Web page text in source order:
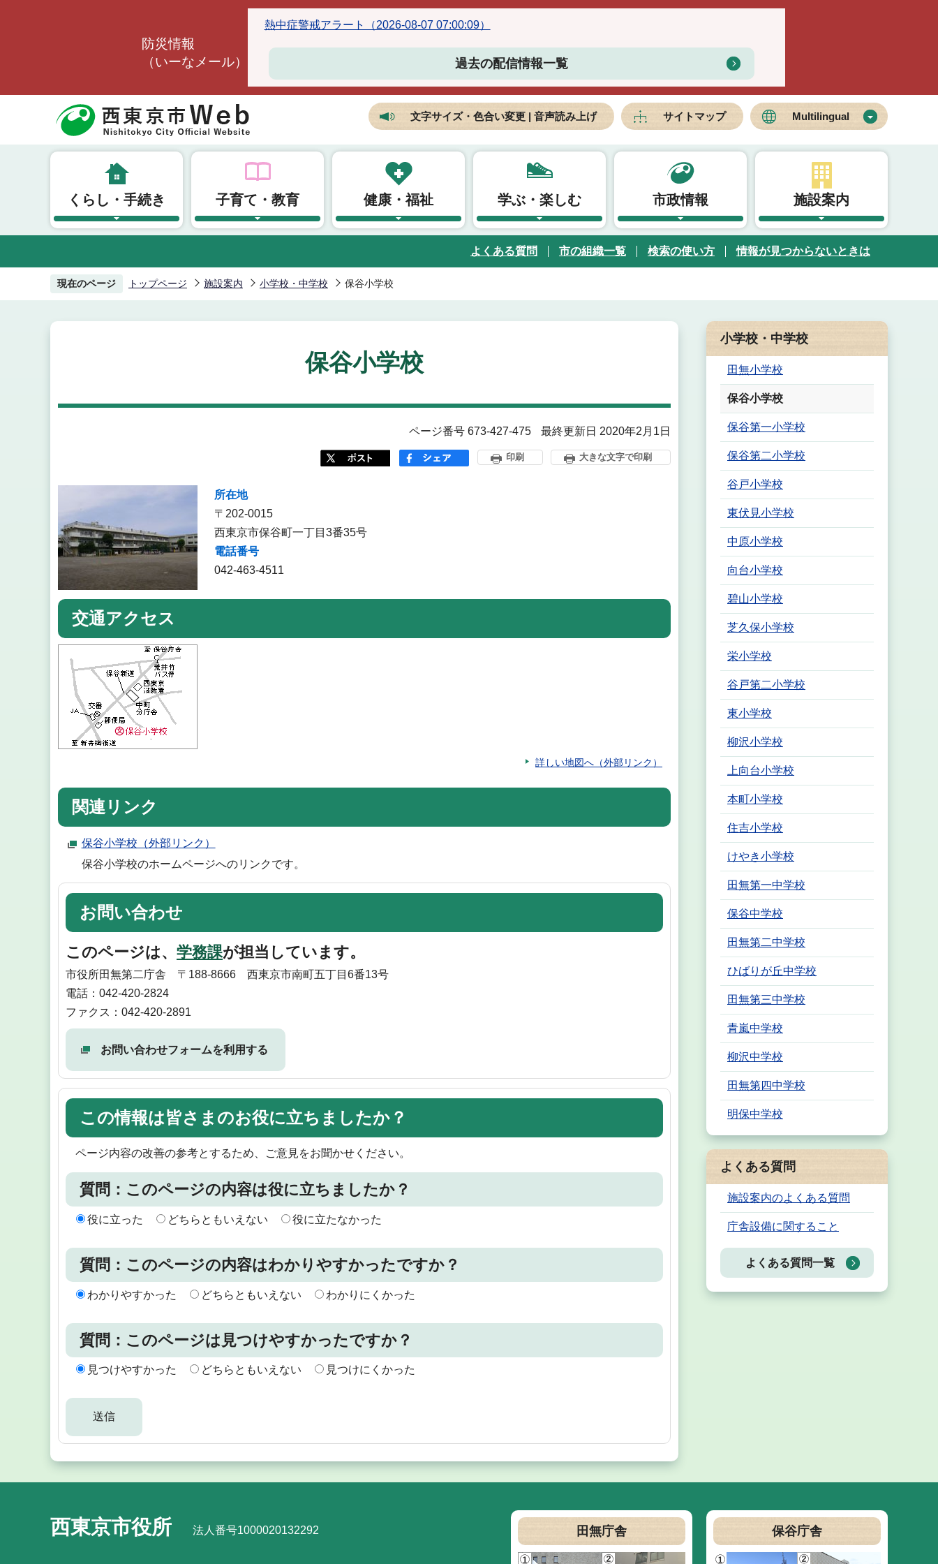
防災情報
（いーなメール）
熱中症警戒アラート（2026-08-07 07:00:09）
過去の配信情報一覧
文字サイズ・色合い変更 | 音声読み上げ サイトマップ Multilingual
くらし・手続き 子育て・教育 健康・福祉 学ぶ・楽しむ 市政情報 施設案内
よくある質問 市の組織一覧 検索の使い方 情報が見つからないときは
現在のページ トップページ 施設案内 小学校・中学校 保谷小学校
保谷小学校
ページ番号 673-427-475 最終更新日 2020年2月1日
印刷 大きな文字で印刷
所在地
〒202-0015
西東京市保谷町一丁目3番35号
電話番号
042-463-4511
交通アクセス
詳しい地図へ（外部リンク）
関連リンク
保谷小学校（外部リンク）
保谷小学校のホームページへのリンクです。
お問い合わせ
このページは、 学務課が担当しています。
市役所田無第二庁舎 〒188-8666 西東京市南町五丁目6番13号
電話：042-420-2824
ファクス：042-420-2891
お問い合わせフォームを利用する
この情報は皆さまのお役に立ちましたか？
ページ内容の改善の参考とするため、ご意見をお聞かせください。
質問：このページの内容は役に立ちましたか？
役に立った どちらともいえない 役に立たなかった
質問：このページの内容はわかりやすかったですか？
わかりやすかった どちらともいえない わかりにくかった
質問：このページは見つけやすかったですか？
見つけやすかった どちらともいえない 見つけにくかった
小学校・中学校
田無小学校
保谷小学校
保谷第一小学校
保谷第二小学校
谷戸小学校
東伏見小学校
中原小学校
向台小学校
碧山小学校
芝久保小学校
栄小学校
谷戸第二小学校
東小学校
柳沢小学校
上向台小学校
本町小学校
住吉小学校
けやき小学校
田無第一中学校
保谷中学校
田無第二中学校
ひばりが丘中学校
田無第三中学校
青嵐中学校
柳沢中学校
田無第四中学校
明保中学校
よくある質問
施設案内のよくある質問
庁舎設備に関すること
よくある質問一覧
西東京市役所 法人番号1000020132292 田無庁舎 保谷庁舎